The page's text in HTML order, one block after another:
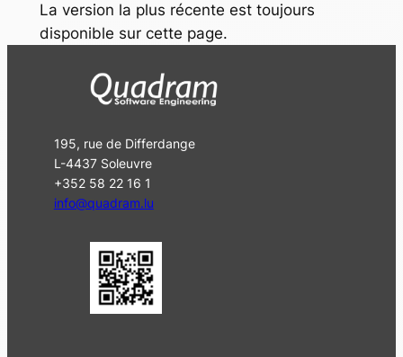
La version la plus récente est toujours
disponible sur cette page.
195, rue de Differdange
L-4437 Soleuvre
+352 58 22 16 1
info@quadram.lu